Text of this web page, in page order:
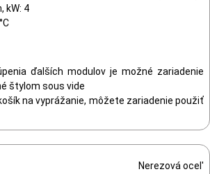
kW: 4
ďalších modulov je možné zariadenie
štylom sous vide
na vyprážanie, môžete zariadenie použiť
Nerezová ocel'